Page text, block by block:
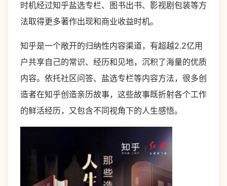
时机经过知乎盐选专栏、图书出书、影视剧包装等方
法取得更多著作出现和商业收益时机。
知乎是一个敞开的归纳性内容渠道，有超越2.2亿用
户共享自己的常识、经历和见地，沉积了海量的优质
内容。依托社区问答、盐选专栏等内容方法，很多创
造者在知乎创造亲历故事，这些故事既折射各个工作
的鲜活经历，又包含不同视角下的人生感悟。